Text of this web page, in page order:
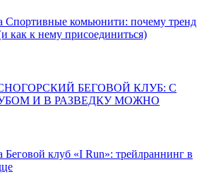
Спортивные комьюнити: почему тренд
как к нему присоединиться)
БЕГОВОЙ КЛУБ: С
И В РАЗВЕДКУ МОЖНО
Беговой клуб «I Run»: трейлраннинг в